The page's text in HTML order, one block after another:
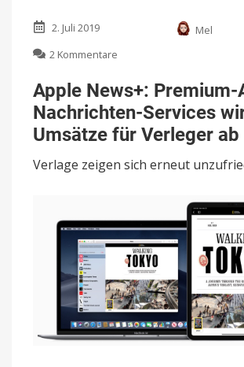
2. Juli 2019
Mel
2 Kommentare
News+:
Premium-
Abo
des
Nachrichten-
Services
für
Verleger
ab
Apple News+: Premium-
Nachrichten-Services
Umsätze für Verleger ab
Verlage zeigen sich erneut